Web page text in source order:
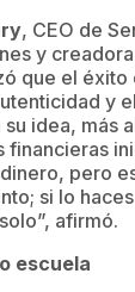
, CEO de
y
que el éxito
y
idea, más
financieras
pero
si lo
afirmó.
escuela